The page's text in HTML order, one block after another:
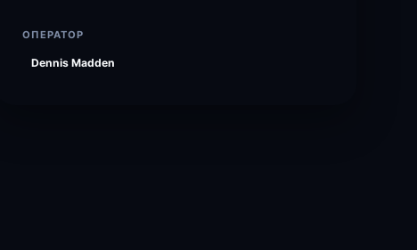
ОПЕРАТОР
Dennis Madden